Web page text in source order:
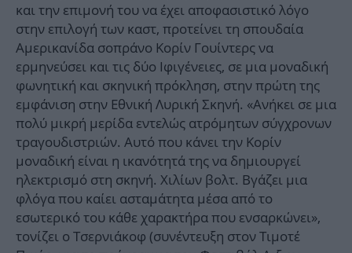
και την επιμονή του να έχει αποφασιστικό λόγο
στην επιλογή των καστ, προτείνει τη σπουδαία
Αμερικανίδα σοπράνο Κορίν Γουίντερς να
ερμηνεύσει και τις δύο Ιφιγένειες, σε μια μοναδική
φωνητική και σκηνική πρόκληση, στην πρώτη της
εμφάνιση στην Εθνική Λυρική Σκηνή. «Ανήκει σε μια
πολύ μικρή μερίδα εντελώς ατρόμητων σύγχρονων
τραγουδιστριών. Αυτό που κάνει την Κορίν
μοναδική είναι η ικανότητά της να δημιουργεί
ηλεκτρισμό στη σκηνή. Χιλίων βολτ. Βγάζει μια
φλόγα που καίει ασταμάτητα μέσα από το
εσωτερικό του κάθε χαρακτήρα που ενσαρκώνει»,
τονίζει ο Τσερνιάκοφ (συνέντευξη στον Τιμοτέ